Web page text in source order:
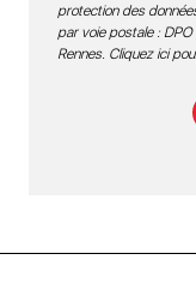
protection des
par voie postale :
Rennes. Cliquez ici